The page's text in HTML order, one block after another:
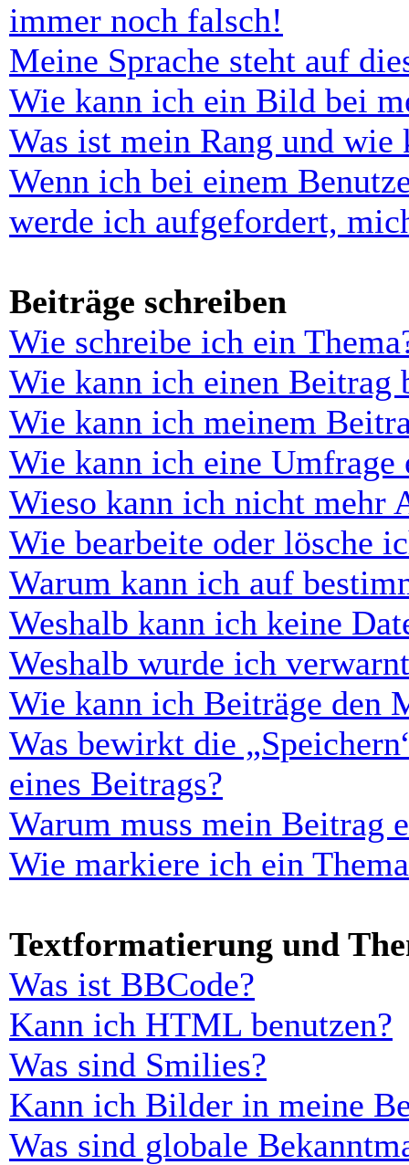
immer noch falsch!
Meine Sprache steht auf
Wie kann ich ein Bild bei
Was ist mein Rang und wie
Wenn ich bei einem
werde ich aufgefordert,
Beiträge schreiben
Wie schreibe ich ein
Wie kann ich einen Beitrag
Wie kann ich meinem
Wie kann ich eine Umfrage
Wieso kann ich nicht mehr
Wie bearbeite oder lösche
Warum kann ich auf
Weshalb kann ich keine
Weshalb wurde ich
Wie kann ich Beiträge den
Was bewirkt die
eines Beitrags?
Warum muss mein Beitrag
Wie markiere ich ein
Textformatierung und
Was ist BBCode?
Kann ich HTML benutzen?
Was sind Smilies?
Kann ich Bilder in meine
Was sind globale